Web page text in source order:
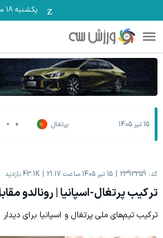
یکشنبه ۱۸ مرداد
15 تیر 1405 پرتغال 0
-
کد: 2393359 15 تیر 1405 ساعت 21:17 43.1K بازدید
ترکیب پرتغال-اسپانیا | رونالدو
ترکیب تیم‌های ملی پرتغال و اسپانیا برای